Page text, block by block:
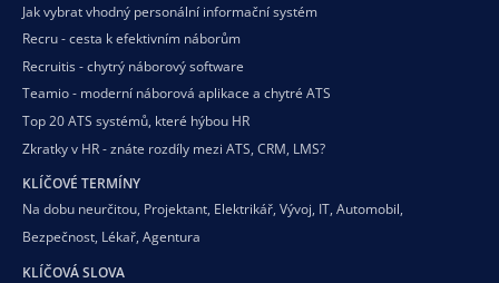
Jak vybrat vhodný personální informační systém
Recru - cesta k efektivním náborům
Recruitis - chytrý náborový software
Teamio - moderní náborová aplikace a chytré ATS
Top 20 ATS systémů, které hýbou HR
Zkratky v HR - znáte rozdíly mezi ATS, CRM, LMS?
KLÍČOVÉ TERMÍNY
Na dobu neurčitou, Projektant, Elektrikář, Vývoj, IT, Automobil,
Bezpečnost, Lékař, Agentura
KLÍČOVÁ SLOVA